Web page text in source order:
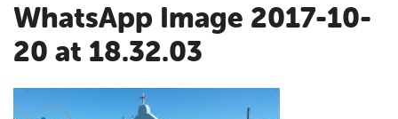
WhatsApp Image 2017-10-
20 at 18.32.03